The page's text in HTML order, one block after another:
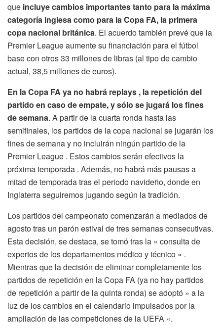
que incluye cambios importantes tanto para la máxima
categoría inglesa como para la Copa FA, la primera
copa nacional británica. El acuerdo también prevé que la
Premier League aumente su financiación para el fútbol
base con otros 33 millones de libras (al tipo de cambio
actual, 38,5 millones de euros).
En la Copa FA ya no habrá replays , la repetición del
partido en caso de empate, y sólo se jugará los fines
de semana. A partir de la cuarta ronda hasta las
semifinales, los partidos de la copa nacional se jugarán los
fines de semana y no incluirán ningún partido de la
Premier League . Estos cambios serán efectivos la
próxima temporada . Además, no habrá más pausas a
mitad de temporada tras el periodo navideño, donde en
Inglaterra seguiremos jugando según la tradición.
Los partidos del campeonato comenzarán a mediados de
agosto tras un parón estival de tres semanas consecutivas.
Esta decisión, se destaca, se tomó tras la » consulta de
expertos de los departamentos médico y técnico » .
Mientras que la decisión de eliminar completamente los
partidos de repetición en la Copa FA (ya no hay partidos
de repetición a partir de la quinta ronda) se adoptó » a la
luz de los cambios en el calendario impulsados ​​por la
ampliación de las competiciones de la UEFA «.